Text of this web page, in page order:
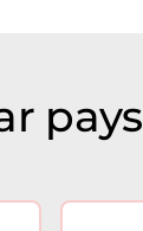
pays